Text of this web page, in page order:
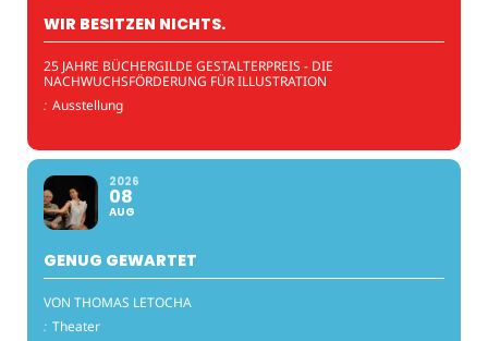
WIR BESITZEN NICHTS.
25 JAHRE BÜCHERGILDE GESTALTERPREIS - DIE
NACHWUCHSFÖRDERUNG FÜR ILLUSTRATION
: Ausstellung
2026
08
AUG
GENUG GEWARTET
VON THOMAS LETOCHA
: Theater